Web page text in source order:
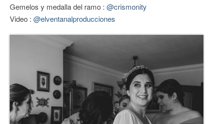
Gemelos y medalla del ramo : @crismonity
Video : @elventanalproducciones